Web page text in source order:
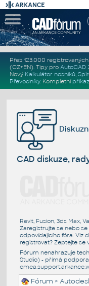
Přes 123.000
(CZ+EN). Tipy pro AutoCAD
Nový Kalkulátor nosníků,
Převodníky. Kompletní
CAD diskuze,
Revit, Fusion, 3ds Max,
Zaregistrujte se nebo
odpovídajícího fóra. Viz
registrovat? Zeptejte se
Fórum nenahrazuje
Studio) - přímá
Fórum >